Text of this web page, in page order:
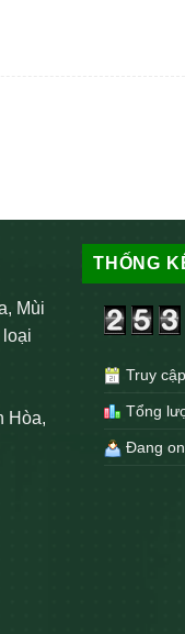
Mùi
loại
Hòa,
THỐNG
Truy
Tổng
Đang